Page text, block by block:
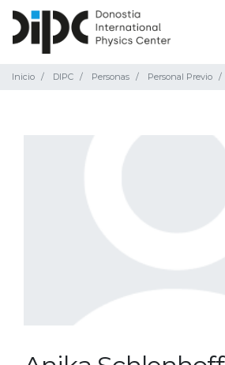
Inicio DIPC Personas Personal Previo